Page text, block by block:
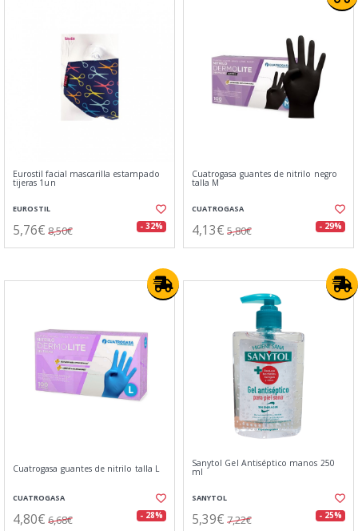
Eurostil facial mascarilla estampado
tijeras 1un
EUROSTIL
5,76€ 8,50€ - 32%
Cuatrogasa guantes de nitrilo negro
talla M
CUATROGASA
4,13€ 5,80€ - 29%
Cuatrogasa guantes de nitrilo talla L
CUATROGASA
4,80€ 6,68€ - 28%
Sanytol Gel Antiséptico manos 250
ml
SANYTOL
5,39€ 7,22€ - 25%